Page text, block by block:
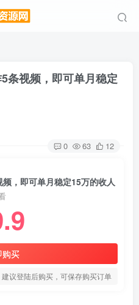
条视频，即可单月稳定
0 63 12
，即可单月稳定15万的收人
购买
议登陆后购买，可保存购买订单